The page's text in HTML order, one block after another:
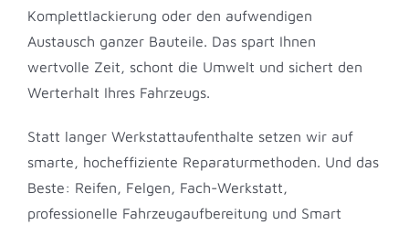
Komplettlackierung oder den aufwendigen
Austausch ganzer Bauteile. Das spart Ihnen
wertvolle Zeit, schont die Umwelt und sichert den
Werterhalt Ihres Fahrzeugs.
Statt langer Werkstattaufenthalte setzen wir auf
smarte, hocheffiziente Reparaturmethoden. Und das
Beste: Reifen, Felgen, Fach-Werkstatt,
professionelle Fahrzeugaufbereitung und Smart